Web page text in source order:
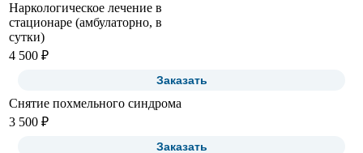
Наркологическое лечение в
стационаре (амбулаторно, в
сутки)
4 500 ₽
Заказать
Снятие похмельного синдрома
3 500 ₽
Заказать